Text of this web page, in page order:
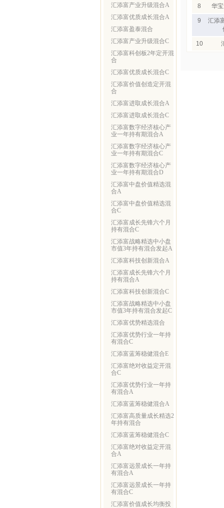
汇添富产业升级混合A
汇添富优质成长混合A
汇添富盈泰混合
汇添富产业升级混合C
汇添富科创板2年定开混
合
汇添富优质成长混合C
汇添富价值创造定开混
合
汇添富进取成长混合A
汇添富进取成长混合C
汇添富数字经济核心产
业一年持有期混合A
汇添富数字经济核心产
业一年持有期混合C
汇添富数字经济核心产
业一年持有期混合D
汇添富中盘价值精选混
合A
汇添富中盘价值精选混
合C
汇添富成长先锋六个月
持有混合C
汇添富战略精选中小盘
市值3年持有混合发起A
汇添富科技创新混合A
汇添富成长先锋六个月
持有混合A
汇添富科技创新混合C
汇添富战略精选中小盘
市值3年持有混合发起C
汇添富优势精选混合
汇添富优势行业一年持
有混合C
汇添富蓝筹稳健混合E
汇添富绝对收益定开混
合C
汇添富优势行业一年持
有混合A
汇添富蓝筹稳健混合A
汇添富高质量成长精选2
年持有混合
汇添富蓝筹稳健混合C
汇添富绝对收益定开混
合A
汇添富远景成长一年持
有混合A
汇添富远景成长一年持
有混合C
汇添富价值成长均衡投
8 华
9
汇添
10